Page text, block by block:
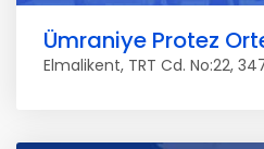
Ümraniye Protez
Elmalikent, TRT Cd. No:22,